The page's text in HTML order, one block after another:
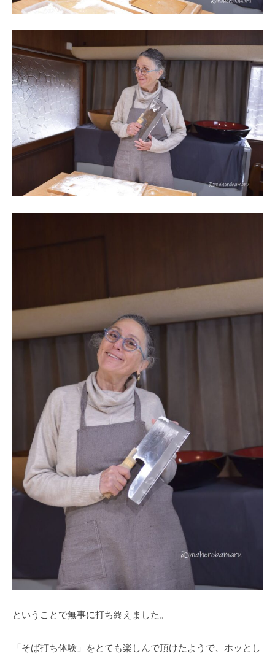
ということで無事に打ち終えました。
「そば打ち体験」をとても楽しんで頂けたようで、ホッとし